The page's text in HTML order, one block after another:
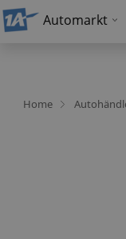
Automarkt
Home